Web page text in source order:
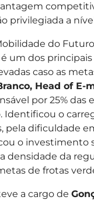
privilegiada a
do
um dos
caso as
Head of E-
por 25%
Identificou o
pela dificuldade
o investimento
densidade da
de frotas
a cargo de